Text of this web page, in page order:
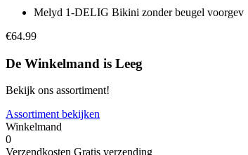
Melyd 1-DELIG Bikini zonder beugel voorgev
€64.99
De Winkelmand is Leeg
Bekijk ons assortiment!
Assortiment bekijken
Winkelmand
0
Verzendkosten Gratis verzending